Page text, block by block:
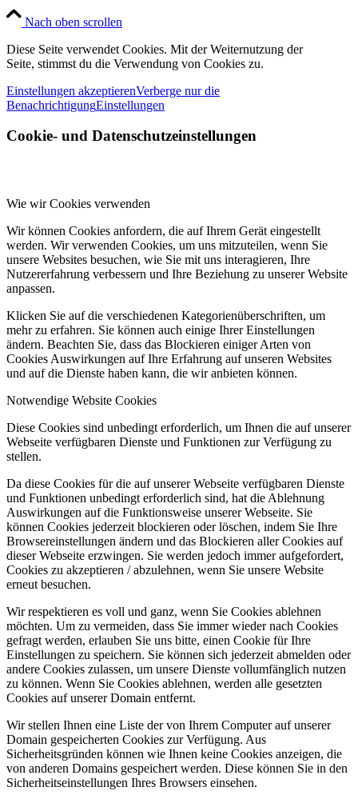
Nach oben scrollen
Diese Seite verwendet Cookies. Mit der Weiternutzung der
Seite, stimmst du die Verwendung von Cookies zu.
Einstellungen akzeptierenVerberge nur die
BenachrichtigungEinstellungen
Cookie- und Datenschutzeinstellungen
Wie wir Cookies verwenden
Wir können Cookies anfordern, die auf Ihrem Gerät eingestellt
werden. Wir verwenden Cookies, um uns mitzuteilen, wenn Sie
unsere Websites besuchen, wie Sie mit uns interagieren, Ihre
Nutzererfahrung verbessern und Ihre Beziehung zu unserer Website
anpassen.
Klicken Sie auf die verschiedenen Kategorienüberschriften, um
mehr zu erfahren. Sie können auch einige Ihrer Einstellungen
ändern. Beachten Sie, dass das Blockieren einiger Arten von
Cookies Auswirkungen auf Ihre Erfahrung auf unseren Websites
und auf die Dienste haben kann, die wir anbieten können.
Notwendige Website Cookies
Diese Cookies sind unbedingt erforderlich, um Ihnen die auf unserer
Webseite verfügbaren Dienste und Funktionen zur Verfügung zu
stellen.
Da diese Cookies für die auf unserer Webseite verfügbaren Dienste
und Funktionen unbedingt erforderlich sind, hat die Ablehnung
Auswirkungen auf die Funktionsweise unserer Webseite. Sie
können Cookies jederzeit blockieren oder löschen, indem Sie Ihre
Browsereinstellungen ändern und das Blockieren aller Cookies auf
dieser Webseite erzwingen. Sie werden jedoch immer aufgefordert,
Cookies zu akzeptieren / abzulehnen, wenn Sie unsere Website
erneut besuchen.
Wir respektieren es voll und ganz, wenn Sie Cookies ablehnen
möchten. Um zu vermeiden, dass Sie immer wieder nach Cookies
gefragt werden, erlauben Sie uns bitte, einen Cookie für Ihre
Einstellungen zu speichern. Sie können sich jederzeit abmelden oder
andere Cookies zulassen, um unsere Dienste vollumfänglich nutzen
zu können. Wenn Sie Cookies ablehnen, werden alle gesetzten
Cookies auf unserer Domain entfernt.
Wir stellen Ihnen eine Liste der von Ihrem Computer auf unserer
Domain gespeicherten Cookies zur Verfügung. Aus
Sicherheitsgründen können wie Ihnen keine Cookies anzeigen, die
von anderen Domains gespeichert werden. Diese können Sie in den
Sicherheitseinstellungen Ihres Browsers einsehen.